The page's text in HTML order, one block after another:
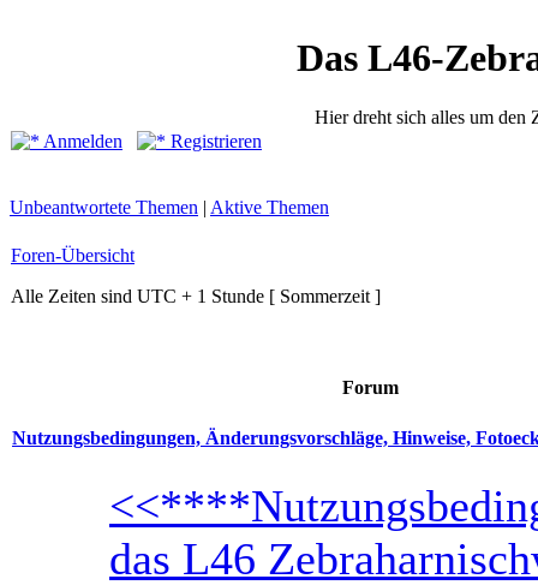
Das L46-
Hier dreht sich alles um den
Anmelden
Registrieren
Unbeantwortete Themen | Aktive Themen
Foren-Übersicht
Alle Zeiten sind UTC + 1 Stunde [ Sommerzeit ]
Forum
Nutzungsbedingungen, Änderungsvorschläge, Hinweise,
das L46